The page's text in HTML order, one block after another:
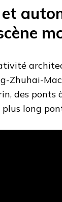
Zhuhai-
des ponts
plus long